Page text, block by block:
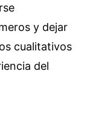
y dejar
cualitativos
del